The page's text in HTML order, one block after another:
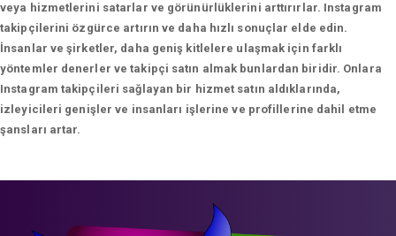
veya hizmetlerini satarlar ve görünürlüklerini arttırırlar. Instagram
takipçilerini özgürce artırın ve daha hızlı sonuçlar elde edin.
İnsanlar ve şirketler, daha geniş kitlelere ulaşmak için farklı
yöntemler denerler ve takipçi satın almak bunlardan biridir. Onlara
Instagram takipçileri sağlayan bir hizmet satın aldıklarında,
izleyicileri genişler ve insanları işlerine ve profillerine dahil etme
şansları artar.